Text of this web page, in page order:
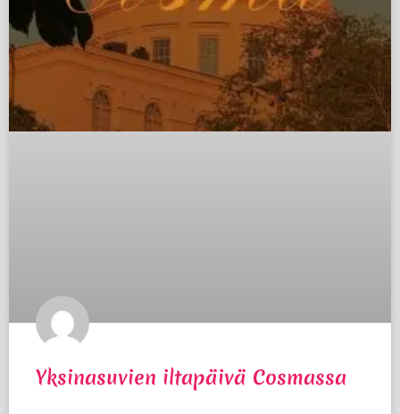
Yksinasuvien iltapäivä Cosmassa